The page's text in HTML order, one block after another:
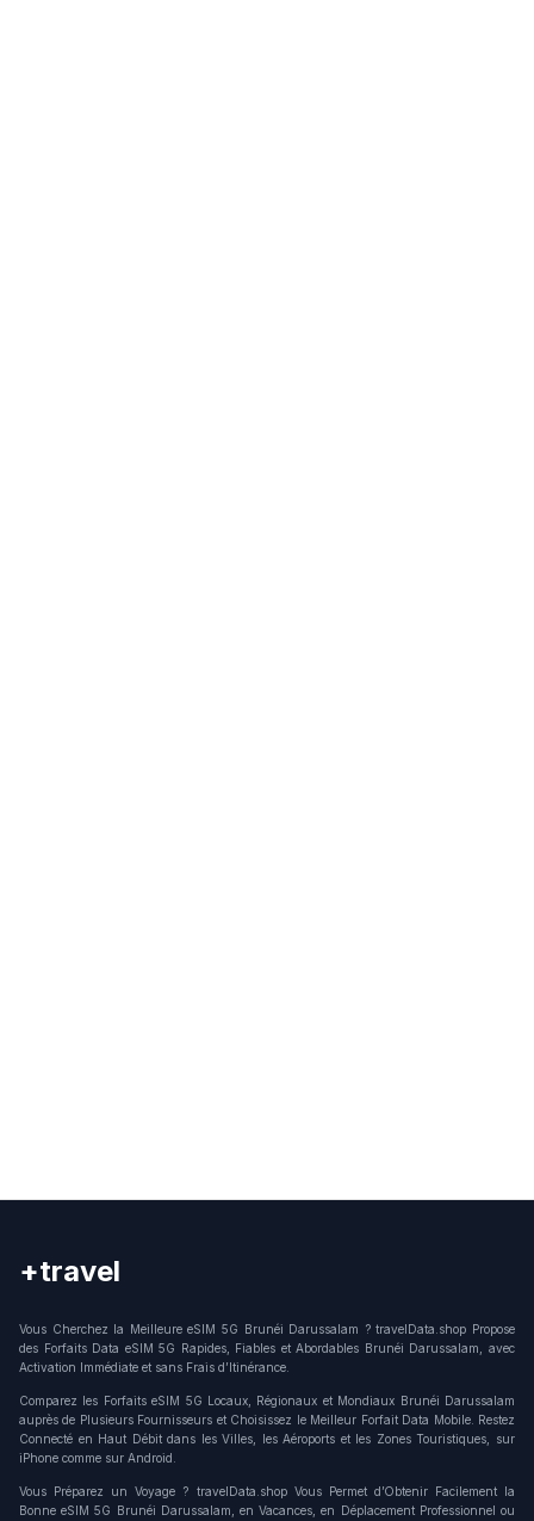
+travel
Vous Cherchez la Meilleure eSIM 5G Brunéi Darussalam ? travelData.shop Propose
des Forfaits Data eSIM 5G Rapides, Fiables et Abordables Brunéi Darussalam, avec
Activation Immédiate et sans Frais d’Itinérance.
Comparez les Forfaits eSIM 5G Locaux, Régionaux et Mondiaux Brunéi Darussalam
auprès de Plusieurs Fournisseurs et Choisissez le Meilleur Forfait Data Mobile. Restez
Connecté en Haut Débit dans les Villes, les Aéroports et les Zones Touristiques, sur
iPhone comme sur Android.
Vous Préparez un Voyage ? travelData.shop Vous Permet d’Obtenir Facilement la
Bonne eSIM 5G Brunéi Darussalam, en Vacances, en Déplacement Professionnel ou